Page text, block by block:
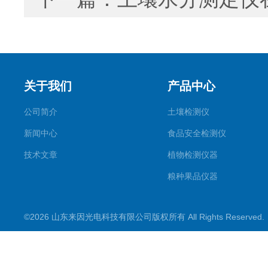
关于我们
公司简介
新闻中心
技术文章
产品中心
土壤检测仪
食品安全检测仪
植物检测仪器
粮种果品仪器
水质检测仪
©2026 山东来因光电科技有限公司版权所有 All Rights